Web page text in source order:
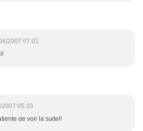
2007 07:01
2007 05:33
de voir la suite!!